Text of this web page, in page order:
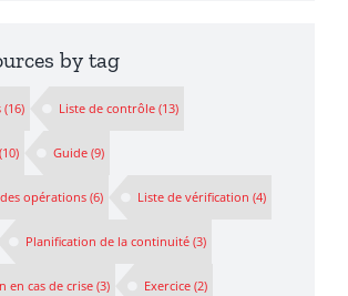
by tag
(16) Liste de contrôle (13)
(10) Guide (9)
opérations (6) Liste de vérification (4)
Planification de la continuité (3)
en cas de crise(3) Exercice (2)